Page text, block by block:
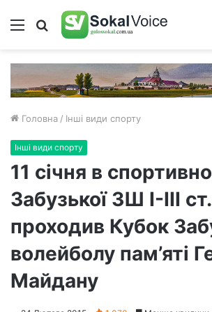
Меню Пошук
Головна / Інші види спорту
Інші види спорту
11 січня в
Забузької ЗШ І-ІІІ ст.
проходив Кубок
волейболу пам’яті
Майдану